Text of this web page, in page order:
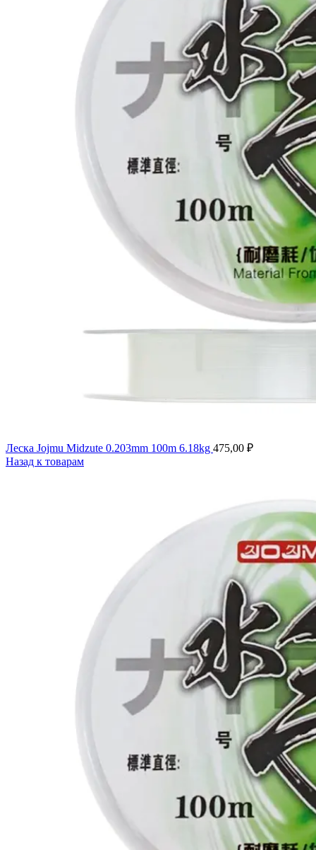
Леска Jojmu Midzute 0.203mm 100m 6.18kg 475,00 ₽
Назад к товарам